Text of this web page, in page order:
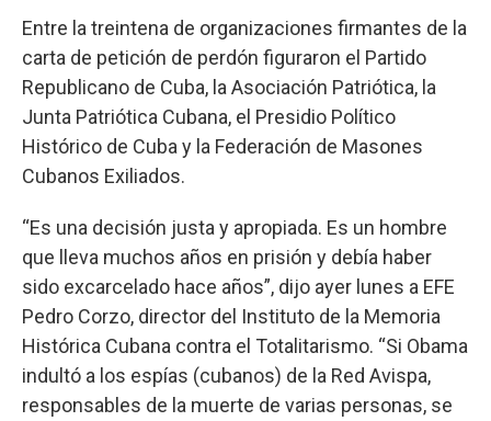
Entre la treintena de organizaciones firmantes de la
carta de petición de perdón figuraron el Partido
Republicano de Cuba, la Asociación Patriótica, la
Junta Patriótica Cubana, el Presidio Político
Histórico de Cuba y la Federación de Masones
Cubanos Exiliados.
“Es una decisión justa y apropiada. Es un hombre
que lleva muchos años en prisión y debía haber
sido excarcelado hace años”, dijo ayer lunes a EFE
Pedro Corzo, director del Instituto de la Memoria
Histórica Cubana contra el Totalitarismo. “Si Obama
indultó a los espías (cubanos) de la Red Avispa,
responsables de la muerte de varias personas, se